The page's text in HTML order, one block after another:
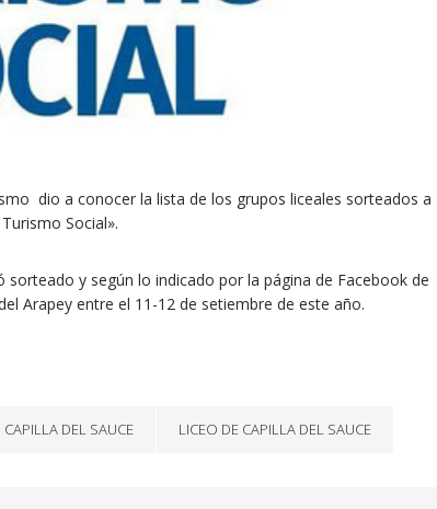
dio a conocer la lista de los grupos liceales sorteados a
Social».
sorteado y según lo indicado por la página de Facebook de
Arapey entre el 11-12 de setiembre de este año.
CAPILLA DEL SAUCE LICEO DE CAPILLA DEL SAUCE